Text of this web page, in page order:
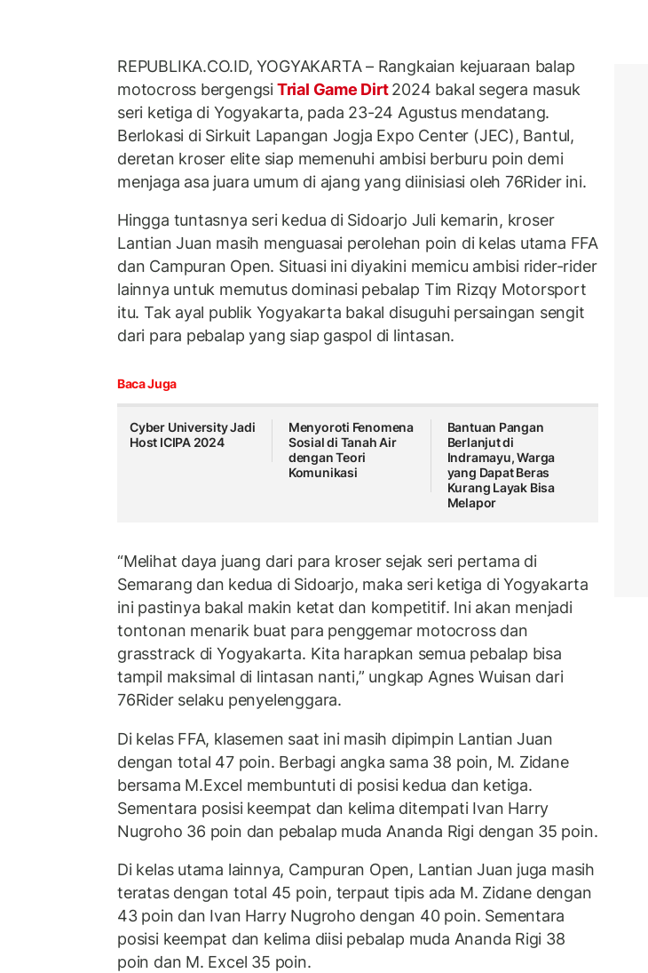
REPUBLIKA.CO.ID, YOGYAKARTA – Rangkaian kejuaraan balap
motocross bergengsiTrial Game Dirt2024 bakal segera masuk
seri ketiga di Yogyakarta, pada 23-24 Agustus mendatang.
Berlokasi di Sirkuit Lapangan Jogja Expo Center (JEC), Bantul,
deretan kroser elite siap memenuhi ambisi berburu poin demi
menjaga asa juara umum di ajang yang diinisiasi oleh 76Rider ini.
Hingga tuntasnya seri kedua di Sidoarjo Juli kemarin, kroser
Lantian Juan masih menguasai perolehan poin di kelas utama FFA
dan Campuran Open. Situasi ini diyakini memicu ambisi rider-rider
lainnya untuk memutus dominasi pebalap Tim Rizqy Motorsport
itu. Tak ayal publik Yogyakarta bakal disuguhi persaingan sengit
dari para pebalap yang siap gaspol di lintasan.
Baca Juga
Cyber University Jadi
Host ICIPA 2024
Menyoroti Fenomena
Sosial di Tanah Air
dengan Teori
Komunikasi
Bantuan Pangan
Berlanjut di
Indramayu, Warga
yang Dapat Beras
Kurang Layak Bisa
Melapor
“Melihat daya juang dari para kroser sejak seri pertama di
Semarang dan kedua di Sidoarjo, maka seri ketiga di Yogyakarta
ini pastinya bakal makin ketat dan kompetitif. Ini akan menjadi
tontonan menarik buat para penggemar motocross dan
grasstrack di Yogyakarta. Kita harapkan semua pebalap bisa
tampil maksimal di lintasan nanti,” ungkap Agnes Wuisan dari
76Rider selaku penyelenggara.
Di kelas FFA, klasemen saat ini masih dipimpin Lantian Juan
dengan total 47 poin. Berbagi angka sama 38 poin, M. Zidane
bersama M.Excel membuntuti di posisi kedua dan ketiga.
Sementara posisi keempat dan kelima ditempati Ivan Harry
Nugroho 36 poin dan pebalap muda Ananda Rigi dengan 35 poin.
Di kelas utama lainnya, Campuran Open, Lantian Juan juga masih
teratas dengan total 45 poin, terpaut tipis ada M. Zidane dengan
43 poin dan Ivan Harry Nugroho dengan 40 poin. Sementara
posisi keempat dan kelima diisi pebalap muda Ananda Rigi 38
poin dan M. Excel 35 poin.